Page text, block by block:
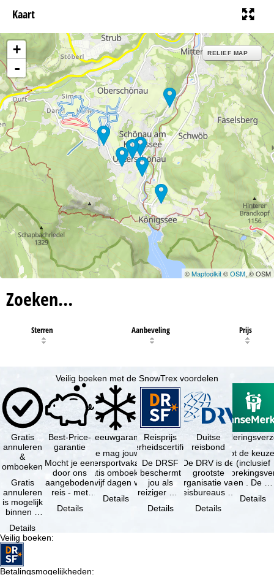
Kaart
+
-
RELIEF MAP
©Maptoolkit©OSM, © OSM
Zoeken…
Sterren Aanbeveling Prijs
Veilig boeken met de SnowTrex voordelen
Gratis
annuleren
&
omboeken
Gratis
annuleren
is mogelijk
binnen 5
de
boeking,
als jouw
vakantie …
Details
Best-Price-
garantie
Mocht je een
door ons
aangeboden
reis - met
beschikbaarheid
Details
Sneeuwgarantie
Je mag jouw
wintersportvakantie
gratis omboeken
als vijf dagen voor
Details
Reisprijs
zekerheidscertificaat
De DRSF
beschermt
jou als
reiziger met
pakketreis
Details
Duitse
reisbond
De DRV is de
grootste
organisatie van
reisbureaus en
in Duitsland. …
Details
Je hebt de
(inclusief
en . De …
Details
Veilig boeken:
Betalingsmogelijkheden: